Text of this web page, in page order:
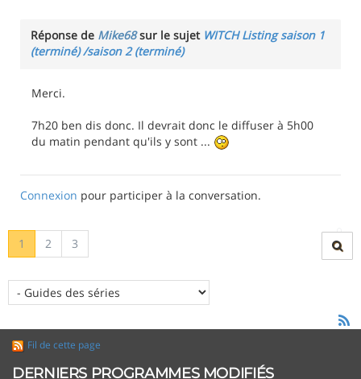
Réponse de Mike68sur le sujet WITCH Listing saison 1
(terminé) /saison 2 (terminé)
Merci.
7h20 ben dis donc. Il devrait donc le diffuser à 5h00
du matin pendant qu'ils y sont ...
Connexion pour participer à la conversation.
1 2 3
Fil de cette page
DERNIERS PROGRAMMES MODIFIÉS